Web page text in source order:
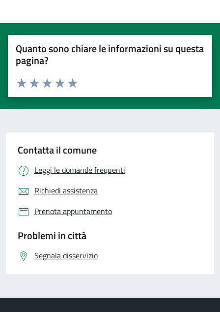
Quanto sono chiare le informazioni su questa
pagina?
Valuta 5 stelle su 5
Valuta 4 stelle su 5
Valuta 3 stelle su 5
Valuta 2 stelle su 5
Valuta 1 stelle su 5
Contatta il comune
Leggi le domande frequenti
Richiedi assistenza
Prenota appuntamento
Problemi in città
Segnala disservizio